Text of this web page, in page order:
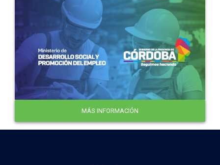
MÁS INFORMACIÓN